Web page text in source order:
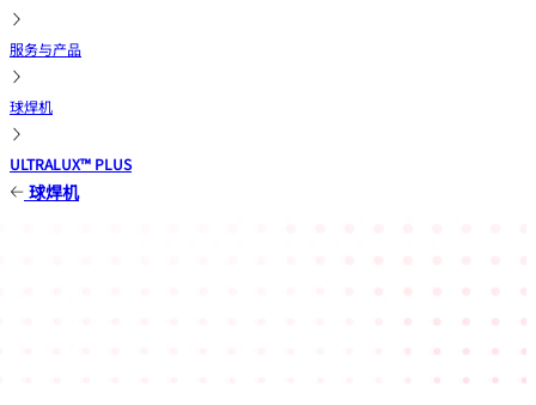
服务与产品
球焊机
ULTRALUX™ PLUS
球焊机